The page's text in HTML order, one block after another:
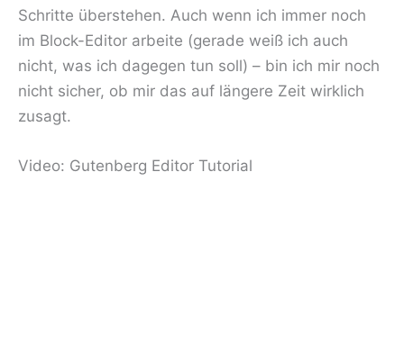
Schritte überstehen. Auch wenn ich immer noch
im Block-Editor arbeite (gerade weiß ich auch
nicht, was ich dagegen tun soll) – bin ich mir noch
nicht sicher, ob mir das auf längere Zeit wirklich
zusagt.
Video: Gutenberg Editor Tutorial